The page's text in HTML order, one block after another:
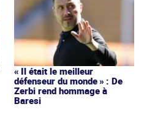
« Il était le meilleur
défenseur du monde » : De
Zerbi rend hommage à
Baresi